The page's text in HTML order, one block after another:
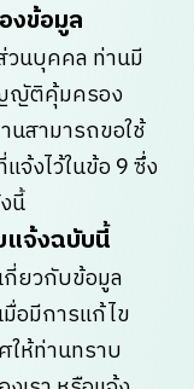
งข้อมูล
วนบุคคล ท่านมี
ญัติคุ้มครอง
สามารถขอใช้
จ้งไว้ในข้อ 9 ซึ่ง
นี้
แจ้งฉบับนี้
กี่ยวกับข้อมูล
อมีการแก้ไข
ให้ท่านทราบ